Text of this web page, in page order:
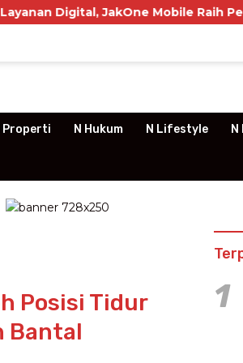
Mobile Raih Penghargaan
Properti N Hukum N Lifestyle
Posisi Tidur
Bantal
1